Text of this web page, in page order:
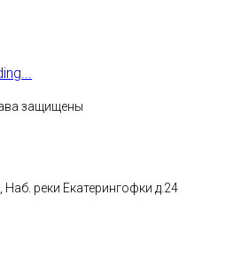
защищены
Наб. реки Екатерингофки д.24